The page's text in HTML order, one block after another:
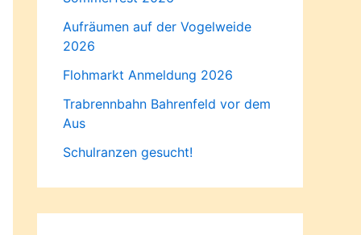
Aufräumen auf der Vogelweide
2026
Flohmarkt Anmeldung 2026
Trabrennbahn Bahrenfeld vor dem
Aus
Schulranzen gesucht!